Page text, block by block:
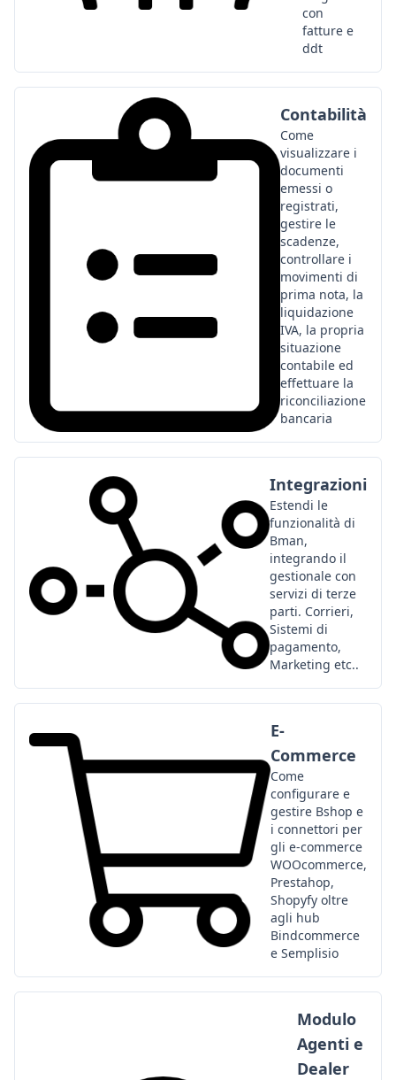
con
fatture e
ddt
Contabilità
Come
visualizzare i
documenti
emessi o
registrati,
gestire le
scadenze,
controllare i
movimenti di
prima nota, la
liquidazione
IVA, la propria
situazione
contabile ed
effettuare la
riconciliazione
bancaria
Integrazioni
Estendi le
funzionalità di
Bman,
integrando il
gestionale con
servizi di terze
parti. Corrieri,
Sistemi di
pagamento,
Marketing etc..
E-
Commerce
Come
configurare e
gestire Bshop e
i connettori per
gli e-commerce
WOOcommerce,
Prestahop,
Shopyfy oltre
agli hub
Bindcommerce
e Semplisio
Modulo
Agenti e
Dealer